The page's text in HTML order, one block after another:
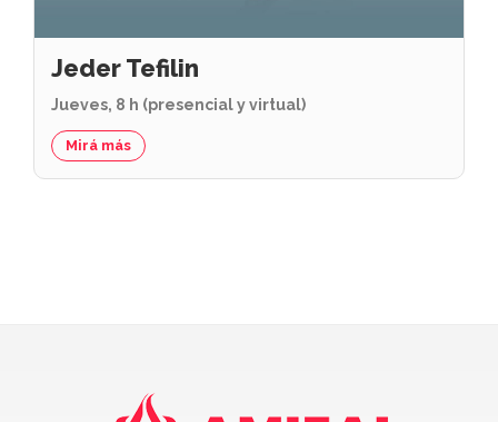
Jeder Tefilin
Jueves, 8 h (presencial y virtual)
Mirá más